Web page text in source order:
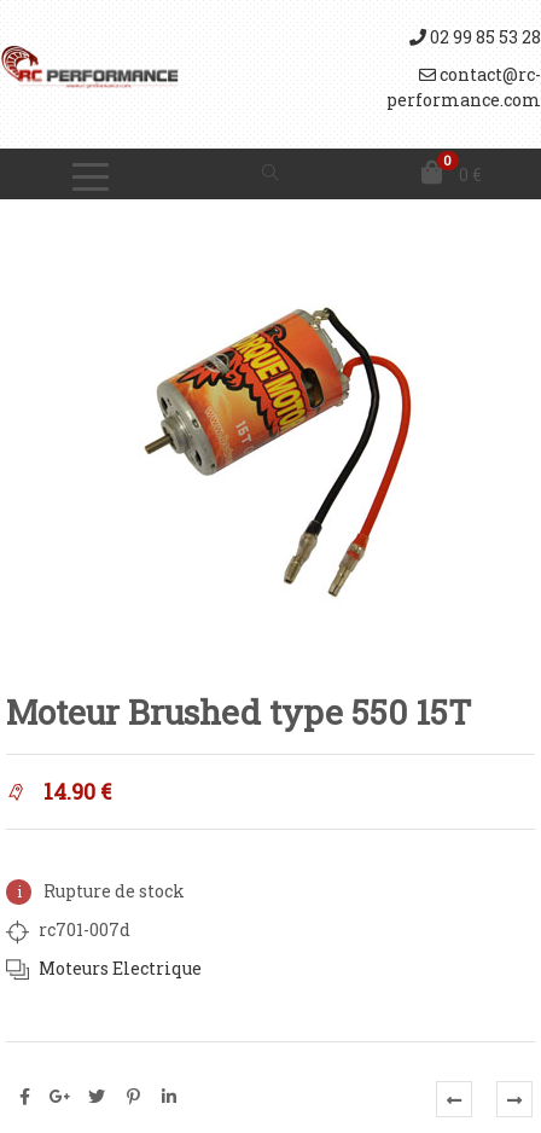
02 99 85 53 28
contact@rc-
performance.com
0
0 €
Moteur Brushed type 550 15T
14.90 €
Rupture de stock
rc701-007d
Moteurs Electrique